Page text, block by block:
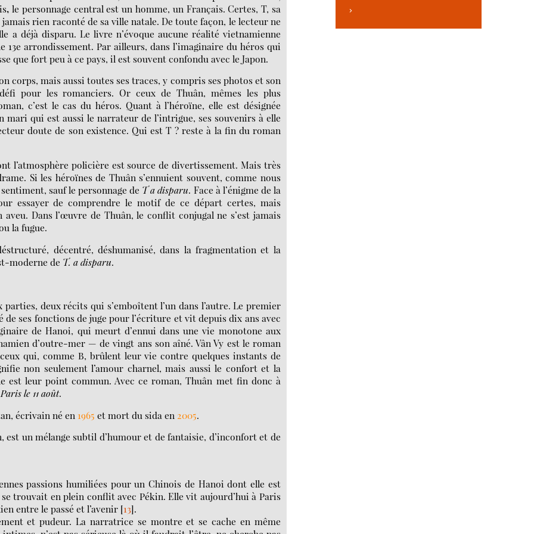
, le personnage central est un homme, un Français. Certes, T, sa
rien raconté de sa ville natale. De toute façon, le lecteur ne
a déjà disparu. Le livre n’évoque aucune réalité vietnamienne
arrondissement. Par ailleurs, dans l’imaginaire du héros qui
que fort peu à ce pays, il est souvent confondu avec le Japon.
corps, mais aussi toutes ses traces, y compris ses photos et son
pour les romanciers. Or ceux de Thuân, mêmes les plus
c’est le cas du héros. Quant à l’héroïne, elle est désignée
mari qui est aussi le narrateur de l’intrigue, ses souvenirs à elle
doute de son existence. Qui est T ? reste à la fin du roman
l’atmosphère policière est source de divertissement. Mais très
Si les héroïnes de Thuân s’ennuient souvent, comme nous
sauf le personnage de T a disparu. Face à l’énigme de la
essayer de comprendre le motif de ce départ certes, mais
Dans l’œuvre de Thuân, le conflit conjugal ne s’est jamais
la fugue.
décentré, déshumanisé, dans la fragmentation et la
moderne de T. a disparu.
deux récits qui s’emboîtent l’un dans l’autre. Le premier
ses fonctions de juge pour l’écriture et vit depuis dix ans avec
de Hanoi, qui meurt d’ennui dans une vie monotone aux
d’outre-mer — de vingt ans son aîné. Vân Vy est le roman
qui, comme B, brûlent leur vie contre quelques instants de
non seulement l’amour charnel, mais aussi le confort et la
est leur point commun. Avec ce roman, Thuân met fin donc à
Paris le 11 août.
écrivain né en 1965 et mort du sida en 2005.
est un mélange subtil d’humour et de fantaisie, d’inconfort et de
passions humiliées pour un Chinois de Hanoi dont elle est
trouvait en plein conflit avec Pékin. Elle vit aujourd’hui à Paris
entre le passé et l’avenir [13].
et pudeur. La narratrice se montre et se cache en même
>